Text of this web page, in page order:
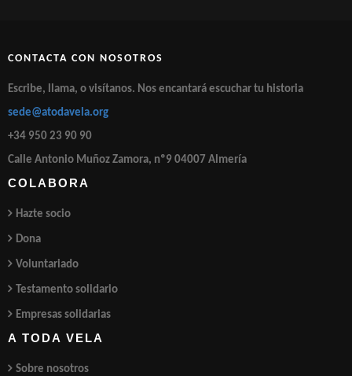
CONTACTA CON NOSOTROS
Escribe, llama, o visítanos. Nos encantará escuchar tu historia
sede@atodavela.org
+34 950 23 90 90
Calle Antonio Muñoz Zamora, nº9 04007 Almería
COLABORA
Hazte socio
Dona
Voluntariado
Testamento solidario
Empresas solidarias
A TODA VELA
Sobre nosotros